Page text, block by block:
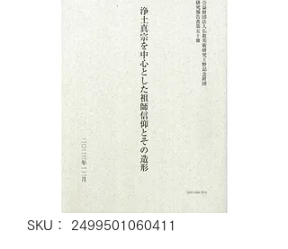
SKU： 2499501060411